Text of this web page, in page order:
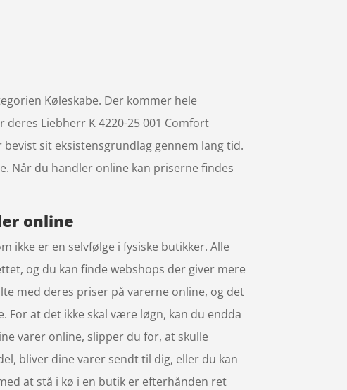
Køleskabe. Der kommer hele
Liebherr K 4220-25 001 Comfort
sit eksistensgrundlag gennem lang tid.
Når du handler online kan priserne findes
online
ikke er en selvfølge i fysiske butikker. Alle
og du kan finde webshops der giver mere
med deres priser på varerne online, og det
For at det ikke skal være løgn, kan du endda
varer online, slipper du for, at skulle
bliver dine varer sendt til dig, eller du kan
at stå i kø i en butik er efterhånden ret